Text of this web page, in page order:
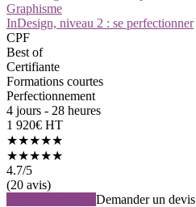
Graphisme
InDesign, niveau 2 : se perfectionner
CPF
Best of
Certifiante
Formations courtes
Perfectionnement
4 jours - 28 heures
1 920€ HT
★★★★★
★★★★★
4.7/5
(20 avis)
Demander un devis